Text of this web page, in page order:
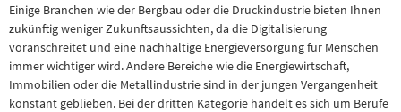
Einige Branchen wie der Bergbau oder die Druckindustrie bieten Ihnen
zukünftig weniger Zukunftsaussichten, da die Digitalisierung
voranschreitet und eine nachhaltige Energieversorgung für Menschen
immer wichtiger wird. Andere Bereiche wie die Energiewirtschaft,
Immobilien oder die Metallindustrie sind in der jungen Vergangenheit
konstant geblieben. Bei der dritten Kategorie handelt es sich um Berufe